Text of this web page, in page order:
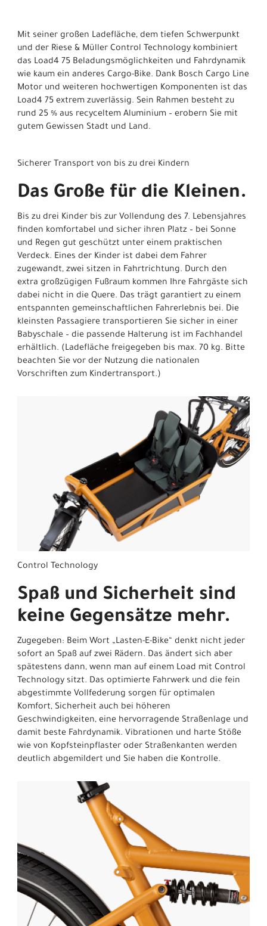
Mit seiner großen Ladefläche, dem tiefen Schwerpunkt
und der Riese & Müller Control Technology kombiniert
das Load4 75 Beladungsmöglichkeiten und Fahrdynamik
wie kaum ein anderes Cargo-Bike. Dank Bosch Cargo Line
Motor und weiteren hochwertigen Komponenten ist das
Load4 75 extrem zuverlässig. Sein Rahmen besteht zu
rund 25 % aus recyceltem Aluminium – erobern Sie mit
gutem Gewissen Stadt und Land.
Sicherer Transport von bis zu drei Kindern
Das Große für die Kleinen.
Bis zu drei Kinder bis zur Vollendung des 7. Lebensjahres
finden komfortabel und sicher ihren Platz – bei Sonne
und Regen gut geschützt unter einem praktischen
Verdeck. Eines der Kinder ist dabei dem Fahrer
zugewandt, zwei sitzen in Fahrtrichtung. Durch den
extra großzügigen Fußraum kommen Ihre Fahrgäste sich
dabei nicht in die Quere. Das trägt garantiert zu einem
entspannten gemeinschaftlichen Fahrerlebnis bei. Die
kleinsten Passagiere transportieren Sie sicher in einer
Babyschale – die passende Halterung ist im Fachhandel
erhältlich. (Ladefläche freigegeben bis max. 70 kg. Bitte
beachten Sie vor der Nutzung die nationalen
Vorschriften zum Kindertransport.)
Control Technology
Spaß und Sicherheit sind
keine Gegensätze mehr.
Zugegeben: Beim Wort „Lasten-E-Bike“ denkt nicht jeder
sofort an Spaß auf zwei Rädern. Das ändert sich aber
spätestens dann, wenn man auf einem Load mit Control
Technology sitzt. Das optimierte Fahrwerk und die fein
abgestimmte Vollfederung sorgen für optimalen
Komfort, Sicherheit auch bei höheren
Geschwindigkeiten, eine hervorragende Straßenlage und
damit beste Fahrdynamik. Vibrationen und harte Stöße
wie von Kopfsteinpflaster oder Straßenkanten werden
deutlich abgemildert und Sie haben die Kontrolle.